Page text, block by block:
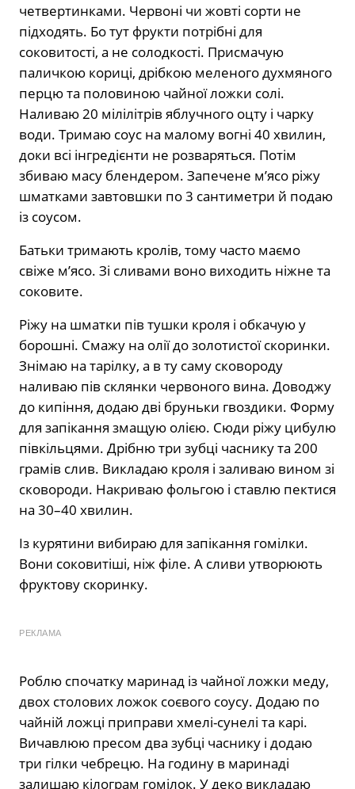
четвертинками. Червоні чи жовті сорти не
підходять. Бо тут фрукти потрібні для
соковитості, а не солодкості. Присмачую
паличкою кориці, дрібкою меленого духмяного
перцю та половиною чайної ложки солі.
Наливаю 20 мілілітрів яблучного оцту і чарку
води. Тримаю соус на малому вогні 40 хвилин,
доки всі інгредієнти не розваряться. Потім
збиваю масу блендером. Запечене м’ясо ріжу
шматками завтовшки по 3 сантиметри й подаю
із соусом.
Батьки тримають кролів, тому часто маємо
свіже м’ясо. Зі сливами воно виходить ніжне та
соковите.
Ріжу на шматки пів тушки кроля і обкачую у
борошні. Смажу на олії до золотистої скоринки.
Знімаю на тарілку, а в ту саму сковороду
наливаю пів склянки червоного вина. Доводжу
до кипіння, додаю дві бруньки гвоздики. Форму
для запікання змащую олією. Сюди ріжу цибулю
півкільцями. Дрібню три зубці часнику та 200
грамів слив. Викладаю кроля і заливаю вином зі
сковороди. Накриваю фольгою і ставлю пектися
на 30–40 хвилин.
Із курятини вибираю для запікання гомілки.
Вони соковитіші, ніж філе. А сливи утворюють
фруктову скоринку.
РЕКЛАМА
Роблю спочатку маринад із чайної ложки меду,
двох столових ложок соєвого соусу. Додаю по
чайній ложці приправи хмелі-сунелі та карі.
Вичавлюю пресом два зубці часнику і додаю
три гілки чебрецю. На годину в маринаді
залишаю кілограм гомілок. У деко викладаю